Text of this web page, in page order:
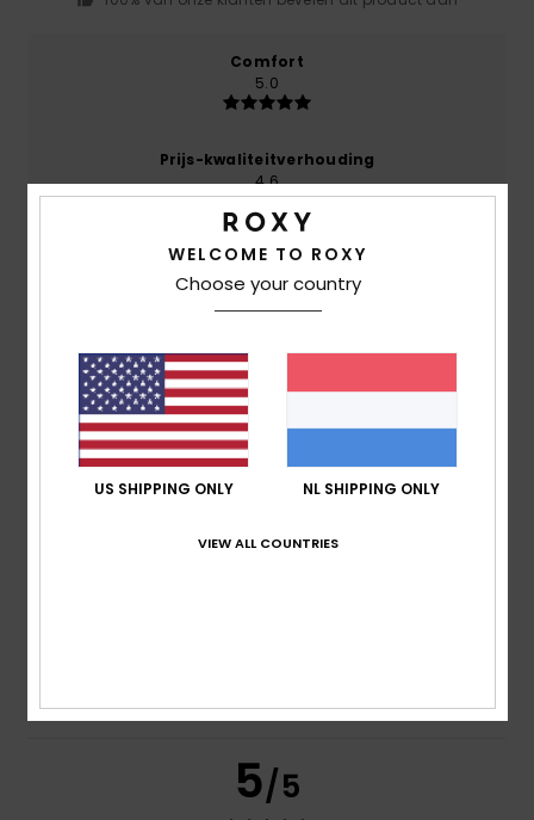
Comfort
5.0
Prijs-kwaliteitverhouding
4.6
Maat
Te groot
Materiaal
Kleur
5
Ik raad dit product aan
5/5
WELCOME TO ROXY
Choose your country
US SHIPPING ONLY NL SHIPPING ONLY
VIEW ALL COUNTRIES